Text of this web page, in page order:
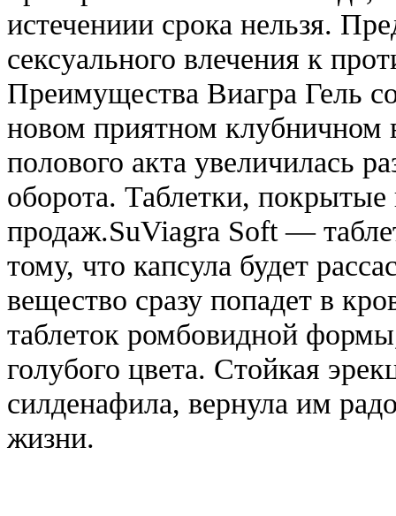
истечениии срока нельзя.
сексуального влечения к
Преимущества Виагра Гель
новом приятном клубничном
полового акта увеличилась
оборота. Таблетки,
продаж.SuViagra Soft —
тому, что капсула будет
вещество сразу попадет в
таблеток ромбовидной
голубого цвета. Стойкая
силденафила, вернула им
жизни.